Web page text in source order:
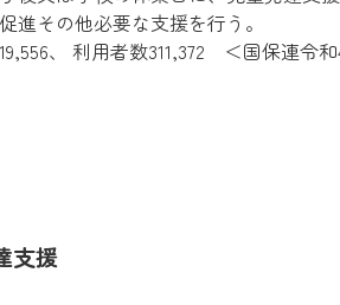
進その他必要な支援を行う。
、 利用者数311,372 ＜国保連令
支援